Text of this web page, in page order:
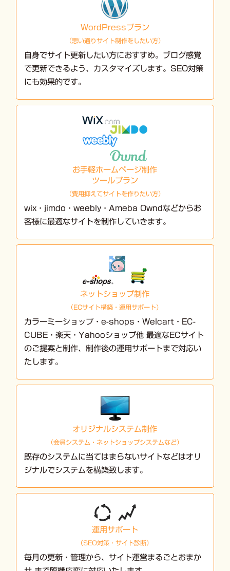
WordPressプラン
（思い通りサイト制作をしたい方）
自身でサイト更新したい方におすすめ。ブログ感覚
で更新できるよう、カスタマイズします。SEO対策
にも効果的です。
お手軽ホームページ制作
ツールプラン
（費用抑えてサイトを作りたい方）
wix・jimdo・weebly・Ameba Owndなどからお
客様に最適なサイトを制作していきます。
ネットショップ制作
（ECサイト構築・運用サポート）
カラーミーショップ・e-shops・Welcart・EC-
CUBE・楽天・Yahooショップ他 最適なECサイト
のご提案と制作、制作後の運用サポートまで対応い
たします。
オリジナルシステム制作
（会員システム・ネットショップシステムなど）
既存のシステムに当てはまらないサイトなどはオリ
ジナルでシステムを構築致します。
運用サポート
（SEO対策・サイト診断）
毎月の更新・管理から、サイト運営まるごとおまか